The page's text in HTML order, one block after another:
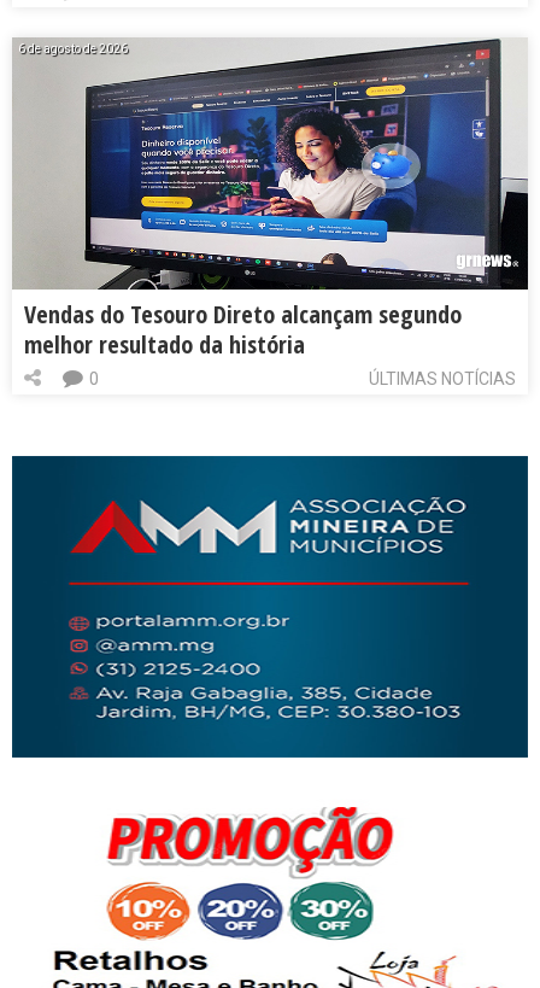
6 de agosto de 2026
Vendas do Tesouro Direto alcançam segundo
melhor resultado da história
ÚLTIMAS NOTÍCIAS
0